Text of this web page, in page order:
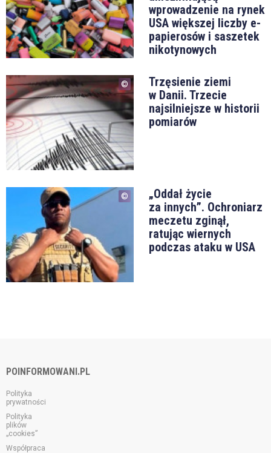
wprowadzenie na rynek
USA większej liczby e-
papierosów i saszetek
nikotynowych
Trzęsienie ziemi
w Danii. Trzecie
najsilniejsze w historii
pomiarów
„Oddał życie
za innych”. Ochroniarz
meczetu zginął,
ratując wiernych
podczas ataku w USA
POINFORMOWANI.PL
Polityka
prywatności
Polityka
plików
„cookies”
Współpraca